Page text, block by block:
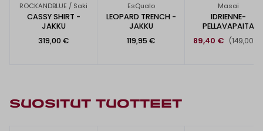
ROCKANDBLUE / Saki
CASSY SHIRT -
JAKKU
319,00 €
EsQualo
LEOPARD TRENCH -
JAKKU
119,95 €
Masai
IDRIENNE-
PELLAVAPAITA
89,40 €
(149,00 €)
SUOSITUT TUOTTEET